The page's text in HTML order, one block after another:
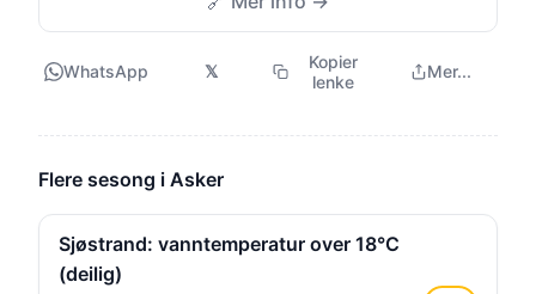
WhatsApp 𝕏
Kopier
lenke
Mer...
Flere sesong i Asker
Sjøstrand: vanntemperatur over 18°C
(deilig)